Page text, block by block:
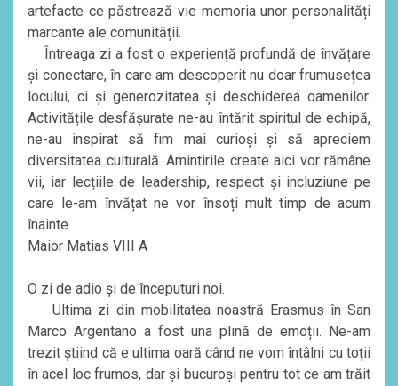
artefacte ce păstrează vie memoria unor personalități
marcante ale comunității.
Întreaga zi a fost o experiență profundă de învățare
și conectare, în care am descoperit nu doar frumusețea
locului, ci și generozitatea și deschiderea oamenilor.
Activitățile desfășurate ne-au întărit spiritul de echipă,
ne-au inspirat să fim mai curioși și să apreciem
diversitatea culturală. Amintirile create aici vor rămâne
vii, iar lecțiile de leadership, respect și incluziune pe
care le-am învățat ne vor însoți mult timp de acum
înainte.
Maior Matias VIII A
O zi de adio și de începuturi noi.
Ultima zi din mobilitatea noastră Erasmus în San
Marco Argentano a fost una plină de emoții. Ne-am
trezit știind că e ultima oară când ne vom întâlni cu toții
în acel loc frumos, dar și bucuroși pentru tot ce am trăit